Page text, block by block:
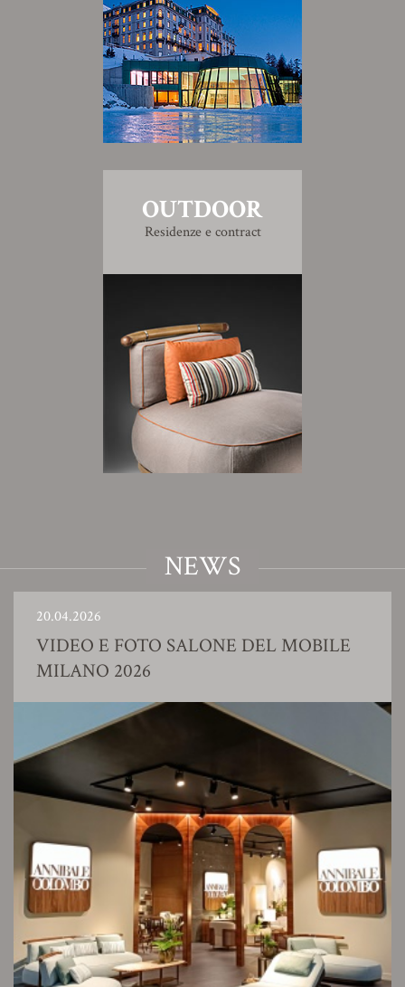
OUTDOOR
Residenze e contract
NEWS
20.04.2026
VIDEO E FOTO SALONE DEL MOBILE
MILANO 2026